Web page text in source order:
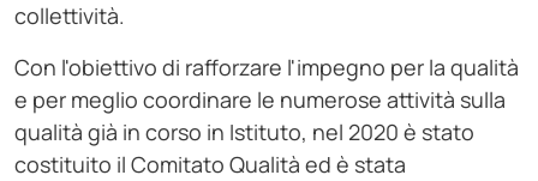
collettività.
Con l'obiettivo di rafforzare l'impegno per la qualità
e per meglio coordinare le numerose attività sulla
qualità già in corso in Istituto, nel 2020 è stato
costituito il Comitato Qualità ed è stata